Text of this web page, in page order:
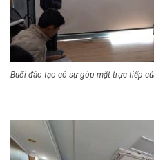
Buổi đào tạo có sự góp mặt trực tiếp